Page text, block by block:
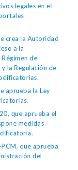
legales en el
crea la Autoridad
a la
de
la Regulación de
aprueba la Ley
que aprueba el
medidas
que aprueba
del